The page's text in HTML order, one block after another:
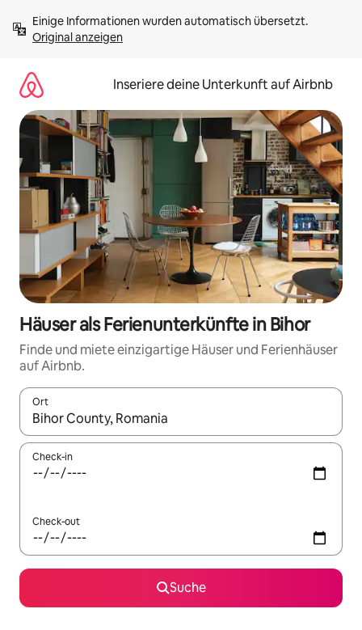
Inhalten
springenOriginal anzeigen
Inseriere deine Unterkunft auf Airbnb
Häuser als Ferienunterkünfte in Bihor
Finde und miete einzigartige Häuser und Ferienhäuser
auf Airbnb.
Ort
Wenn Ergebnisse verfügbar sind, navigiere mit den
Check-in
Check-out
Suche